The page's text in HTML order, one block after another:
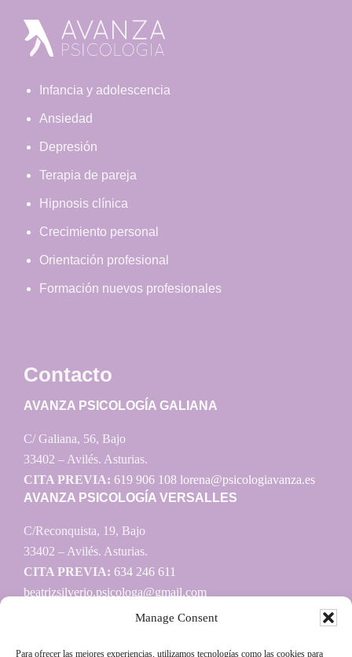
Manage Consent
Para ofrecer las mejores experiencias, utilizamos tecnologías como las cookies para
Footer
Infancia y adolescencia
Ansiedad
Depresión
Terapia de pareja
Hipnosis clínica
Crecimiento personal
Orientación profesional
Formación nuevos profesionales
Contacto
AVANZA PSICOLOGÍA GALIANA
C/ Galiana, 56, Bajo
33402 – Avilés. Asturias.
CITA PREVIA: 619 906 108 lorena@psicologiavanza.es
AVANZA PSICOLOGÍA VERSALLES
C/Reconquista, 19, Bajo
33402 – Avilés. Asturias.
CITA PREVIA: 634 246 611
beatrizsilverio.psicologa@gmail.com